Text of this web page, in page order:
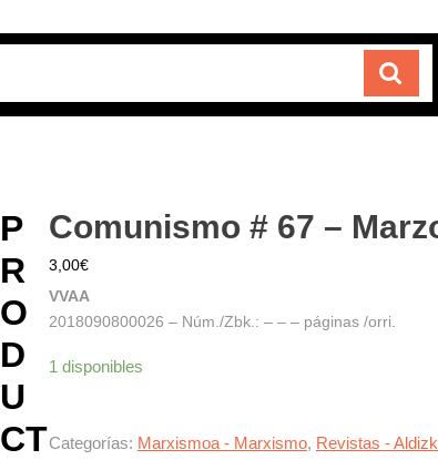
Comunismo # 67 –
3,00€
VVAA
2018090800026 – Núm./Zbk.: – – – páginas /orri.
1 disponibles
Categorías: Marxismoa - Marxismo, Revistas -
P
R
O
D
U
CT